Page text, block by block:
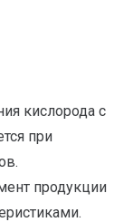
кислорода с
при
продукции